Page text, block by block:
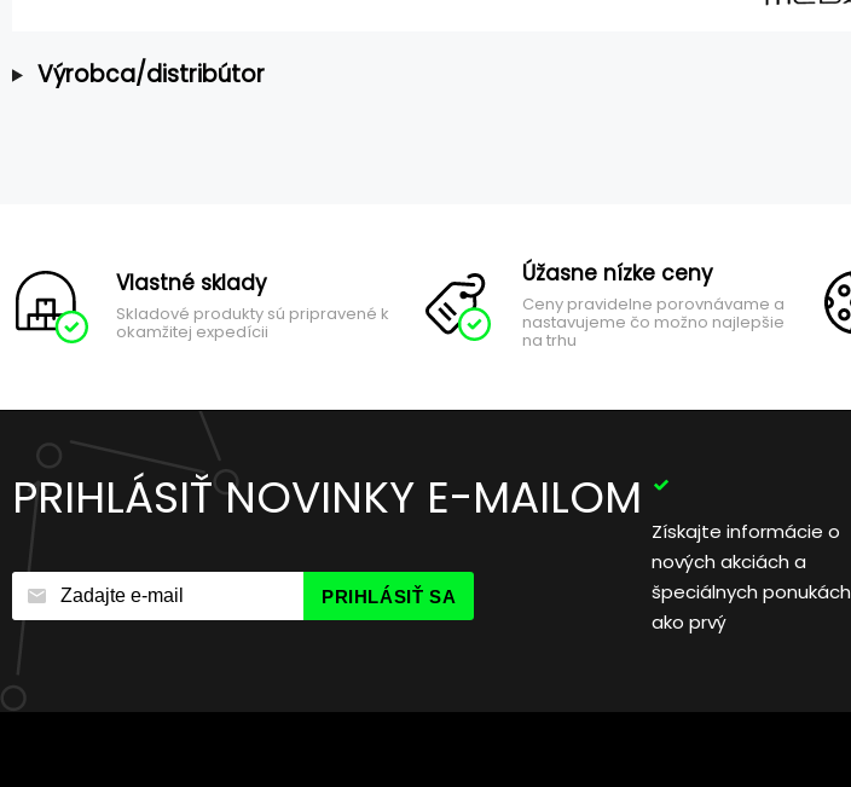
Výrobca/distribútor
Vlastné sklady
Skladové produkty sú pripravené k
okamžitej expedícii
Úžasne nízke ceny
Ceny pravidelne porovnávame a
nastavujeme čo možno najlepšie
na trhu
PRIHLÁSIŤ NOVINKY E-MAILOM
PRIHLÁSIŤ SA
Získajte informácie o
nových akciách a
špeciálnych ponukách
ako prvý